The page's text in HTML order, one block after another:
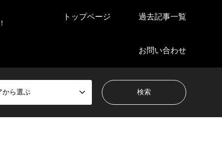
トップページ 過去記事一覧
お問い合わせ
から選ぶ